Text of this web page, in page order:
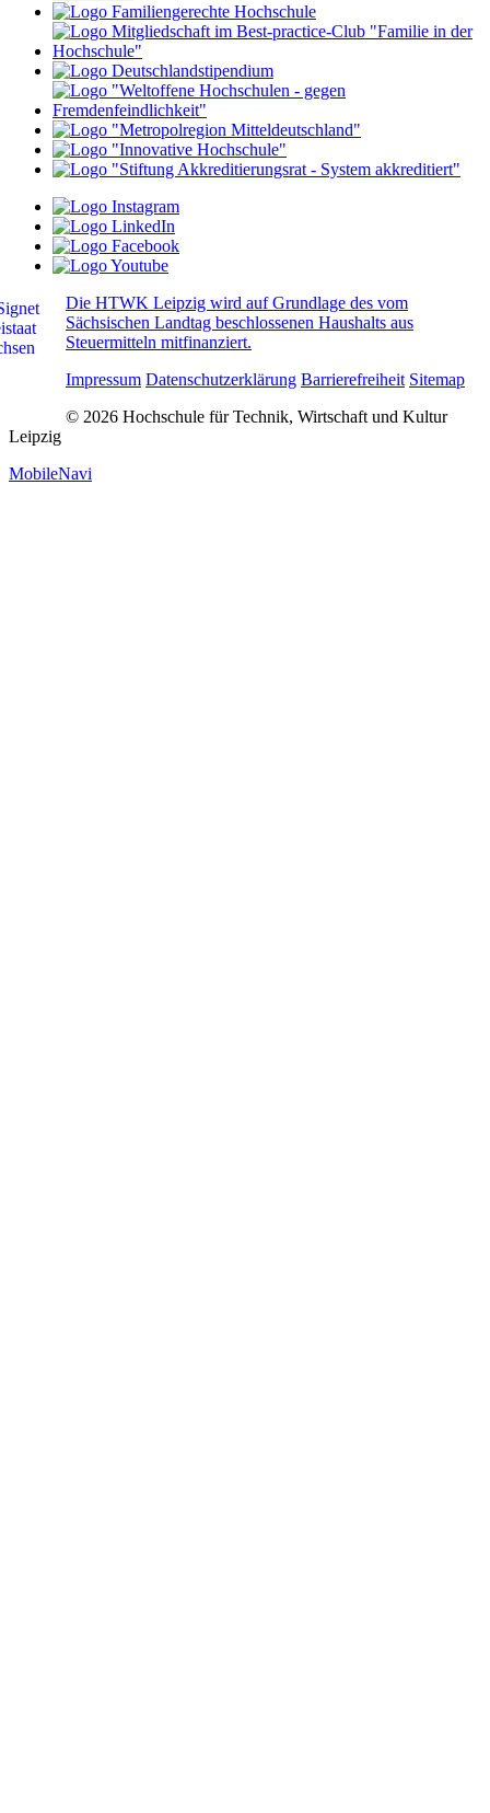
Die HTWK Leipzig wird auf Grundlage des vom
Sächsischen Landtag beschlossenen Haushalts aus
Steuermitteln mitfinanziert.
Impressum Datenschutzerklärung Barrierefreiheit Sitemap
© 2026 Hochschule für Technik, Wirtschaft und Kultur
Leipzig
MobileNavi